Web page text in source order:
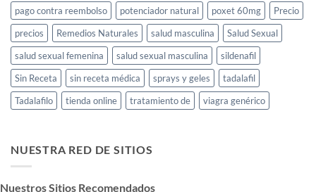
pago contra reembolso
potenciador natural poxet 60mg
Precio
precios
Remedios Naturales salud masculina
Salud Sexual
salud sexual femenina
salud sexual masculina
sildenafil
Sin Receta
sin receta médica sprays y geles
tadalafil
Tadalafilo
tienda online tratamiento de viagra genérico
NUESTRA RED DE SITIOS
Nuestros Sitios Recomendados